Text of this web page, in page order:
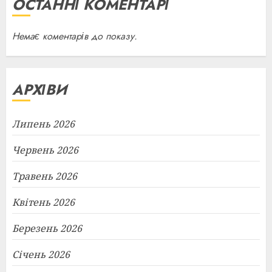
ОСТАННІ КОМЕНТАРІ
Немає коментарів до показу.
АРХІВИ
Липень 2026
Червень 2026
Травень 2026
Квітень 2026
Березень 2026
Січень 2026